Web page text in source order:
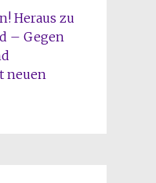
Heraus zu
– Gegen
neuen